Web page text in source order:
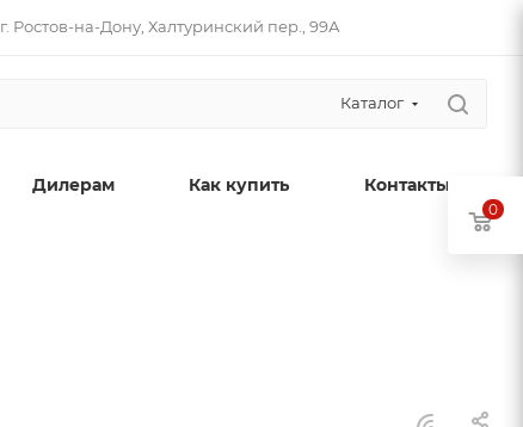
г. Ростов-на-Дону, Халтуринский пер., 99А
Каталог
Дилерам Как купить Контакты
0